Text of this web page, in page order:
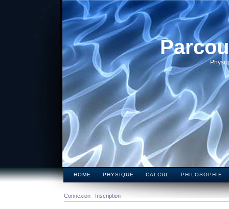
HOME PHYSIQUE CALCUL PHILOSOPHIE
Connexion Inscription